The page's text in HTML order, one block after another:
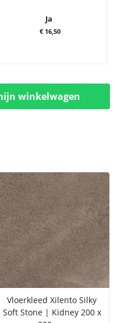
Ja
€ 16,50
winkelwagen
Vloerkleed Xilento Silky
Soft Stone | Kidney 200 x